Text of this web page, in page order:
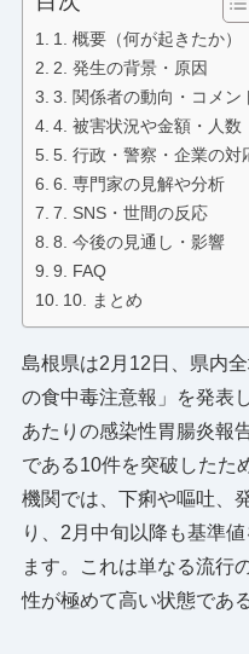
1. 概要（何が起きたか）
2. 発生の背景・原因
3. 関係者の動向・コメン
4. 被害状況や金額・人数
5. 行政・警察・企業の対
6. 専門家の見解や分析
7. SNS・世間の反応
8. 今後の見通し・影響
9. FAQ
10. まとめ
島根県は2月12日、県内
の食中毒注意報」を発表
あたりの感染性胃腸炎報
である10件を突破したた
機関では、下痢や嘔吐、
り、2月中旬以降も基準
ます。これは単なる流行
性が極めて高い状態であ